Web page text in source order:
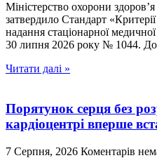
Міністерство охорони
затвердило Стандарт «Критерії
надання стаціонарної
30 липня 2026 року № 1044.
Читати далі »
Порятунок серця без
кардіоцентрі вперше
7 Серпня, 2026 Коментарів